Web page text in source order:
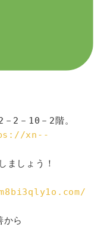
2－10－2階。
xn--
ましょう！
から